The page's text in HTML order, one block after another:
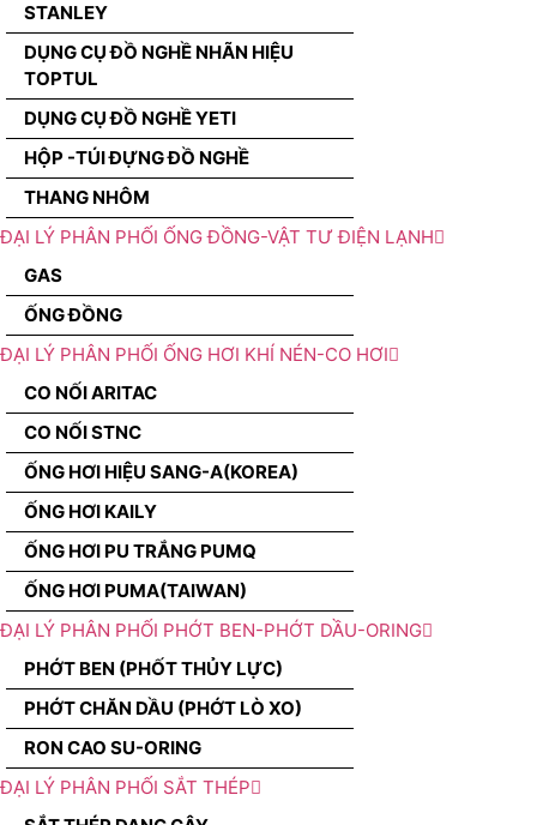
STANLEY
DỤNG CỤ ĐỒ NGHỀ NHÃN HIỆU
TOPTUL
DỤNG CỤ ĐỒ NGHỀ YETI
HỘP -TÚI ĐỰNG ĐỒ NGHỀ
THANG NHÔM
ĐẠI LÝ PHÂN PHỐI ỐNG ĐỒNG-VẬT TƯ ĐIỆN LẠNH
GAS
ỐNG ĐỒNG
ĐẠI LÝ PHÂN PHỐI ỐNG HƠI KHÍ NÉN-CO HƠI
CO NỐI ARITAC
CO NỐI STNC
ỐNG HƠI HIỆU SANG-A(KOREA)
ỐNG HƠI KAILY
ỐNG HƠI PU TRẮNG PUMQ
ỐNG HƠI PUMA(TAIWAN)
ĐẠI LÝ PHÂN PHỐI PHỚT BEN-PHỚT DẦU-ORING
PHỚT BEN (PHỐT THỦY LỰC)
PHỚT CHĂN DẦU (PHỚT LÒ XO)
RON CAO SU-ORING
ĐẠI LÝ PHÂN PHỐI SẮT THÉP